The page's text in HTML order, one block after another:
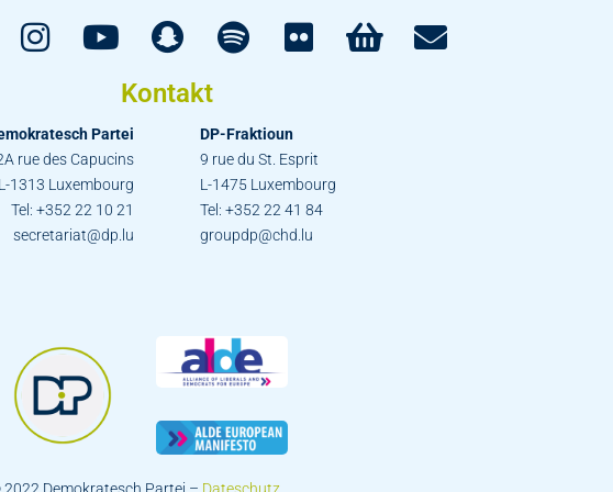
Kontakt
Partei
rue des Capucins
1313 Luxembourg
Tel: +352 22 10 21
secretariat@dp.lu
DP-Fraktioun
9 rue du St. Esprit
L-1475 Luxembourg
Tel: +352 22 41 84
groupdp@chd.lu